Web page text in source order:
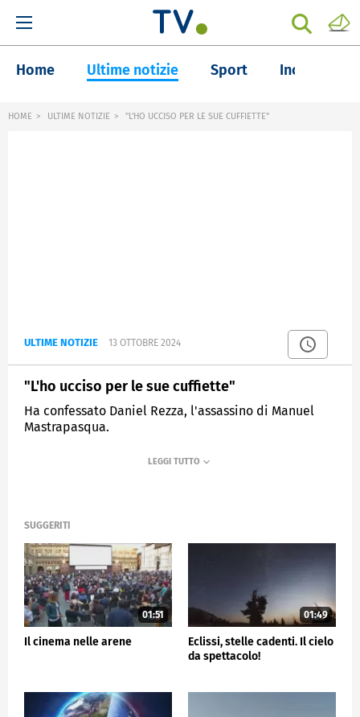
Home Ultime notizie Sport Inchieste
HOME ULTIME NOTIZIE "L'HO UCCISO PER LE SUE CUFFIETTE"
ULTIME NOTIZIE 13 OTTOBRE 2024
"L'ho ucciso per le sue cuffiette"
Ha confessato Daniel Rezza, l'assassino di Manuel
Mastrapasqua.
SUGGERITI
01:51
Il cinema nelle arene
01:49
Eclissi, stelle cadenti. Il cielo
da spettacolo!